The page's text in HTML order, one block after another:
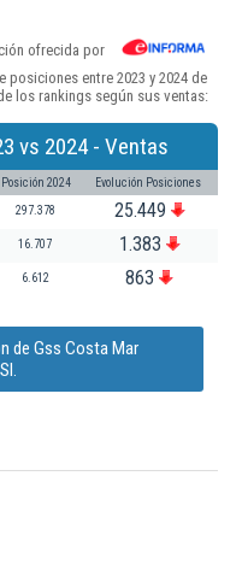
ofrecida por
entre 2023 y 2024 de
los rankings según sus ventas:
vs 2024 - Ventas
Posición 2024 Evolución Posiciones
297.378 25.449
16.707 1.383
6.612 863
de Gss Costa Mar